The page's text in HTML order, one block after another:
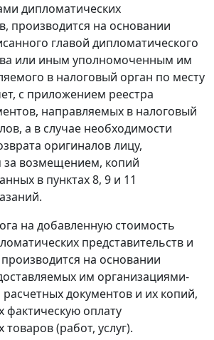
дипломатических
производится на основании
главой дипломатического
или иным уполномоченным им
в налоговый орган по месту
с приложением реестра
направляемых в налоговый
а в случае необходимости
оригиналов лицу,
возмещением, копий
в пунктах 8, 9 и 11
на добавленную стоимость
представительств и
на основании
им организациями-
документов и их копий,
оплату
(работ, услуг).